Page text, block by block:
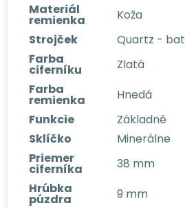
Materiál
remienka
Koža
Strojček
Quartz -
Farba
ciferníku
Zlatá
Farba
remienka
Hnedá
Funkcie
Základné
Sklíčko
Minerálne
Priemer
ciferníka
38 mm
Hrúbka
púzdra
9 mm